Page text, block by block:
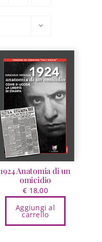
1924 Anatomia di un
omicidio
€ 18,00
Aggiungi al
carrello